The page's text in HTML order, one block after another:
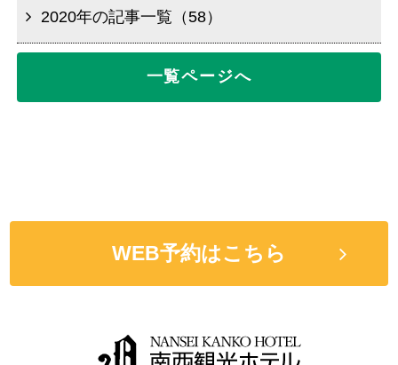
2020年の記事一覧（58）
一覧ページへ
WEB予約はこちら